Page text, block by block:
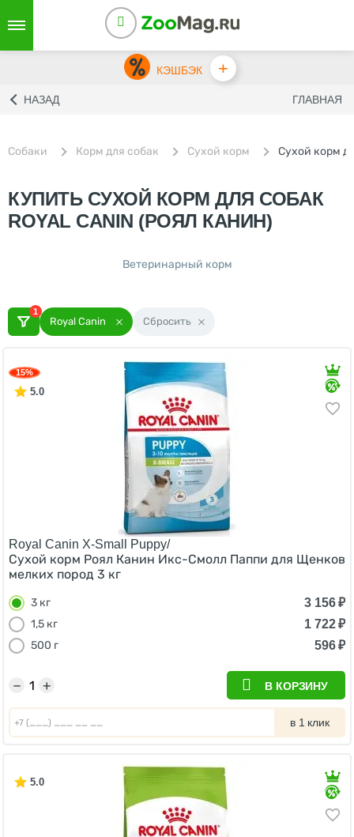
КЭШБЭК +
НАЗАД ГЛАВНАЯ
Собаки Корм для собак Сухой корм Cухой корм
КУПИТЬ СУХОЙ КОРМ ДЛЯ СОБАК
ROYAL CANIN (РОЯЛ КАНИН)
Ветеринарный корм
1
Royal Canin Сбросить
15%
5.0
Royal Canin X-Small Puppy/
Сухой корм Роял Канин Икс-Смолл Паппи для Щенков
мелких пород 3 кг
3 кг 3 156₽
1,5 кг
1 722₽
500 г
596₽
+
− В КОРЗИНУ
в 1 клик
5.0